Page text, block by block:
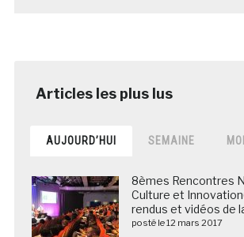
AUJOURD’HUI SEMAINE
8èmes Rencontres
Culture et
rendus et vidéos de
posté le 12 mars 2017